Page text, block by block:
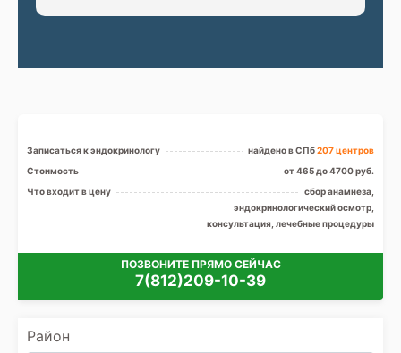
Записаться к эндокринологу найдено в СПб207 центров
Стоимость
от 465 до 4700 руб.
Что входит в цену
сбор анамнеза,
эндокринологический осмотр,
консультация, лечебные процедуры
ПОЗВОНИТЕ ПРЯМО СЕЙЧАС
7(812)209-10-39
Район